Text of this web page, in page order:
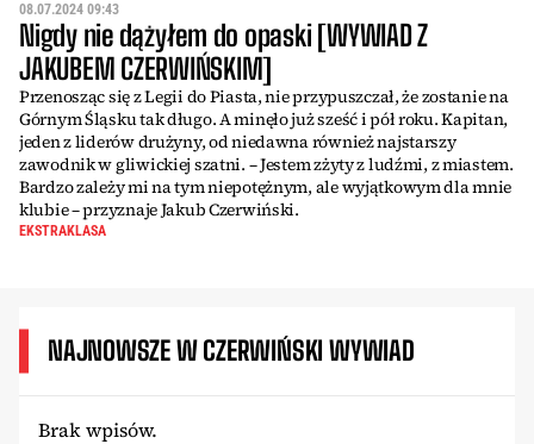
08.07.2024 09:43
Nigdy nie dążyłem do opaski [WYWIAD Z
JAKUBEM CZERWIŃSKIM]
Przenosząc się z Legii do Piasta, nie przypuszczał, że zostanie na
Górnym Śląsku tak długo. A minęło już sześć i pół roku. Kapitan,
jeden z liderów drużyny, od niedawna również najstarszy
zawodnik w gliwickiej szatni. – Jestem zżyty z ludźmi, z miastem.
Bardzo zależy mi na tym niepotężnym, ale wyjątkowym dla mnie
klubie – przyznaje Jakub Czerwiński.
EKSTRAKLASA
NAJNOWSZE W CZERWIŃSKI WYWIAD
Brak wpisów.